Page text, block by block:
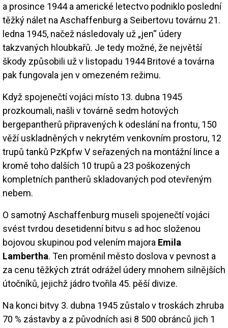
a prosince 1944 a americké letectvo podniklo poslední
těžký nálet na Aschaffenburg a Seibertovu továrnu 21.
ledna 1945, načež následovaly už „jen“ údery
takzvaných hloubkařů. Je tedy možné, že největší
škody způsobili už v listopadu 1944 Britové a továrna
pak fungovala jen v omezeném režimu.
Když spojenečtí vojáci místo 13. dubna 1945
prozkoumali, našli v továrně sedm hotových
bergepantherů připravených k odeslání na frontu, 150
věží uskladněných v nekrytém venkovním prostoru, 12
trupů tanků PzKpfw V seřazených na montážní lince a
kromě toho dalších 10 trupů a 23 poškozených
kompletních pantherů skladovaných pod otevřeným
nebem.
O samotný Aschaffenburg museli spojenečtí vojáci
svést tvrdou desetidenní bitvu s ad hoc složenou
bojovou skupinou pod velením majora Emila
Lambertha. Ten proměnil město doslova v pevnost a
za cenu těžkých ztrát odrážel údery mnohem silnějších
útočníků, jejichž jádro tvořila 45. pěší divize.
Na konci bitvy 3. dubna 1945 zůstalo v troskách zhruba
70 % zástavby a z původních asi 8 500 obránců jich 1